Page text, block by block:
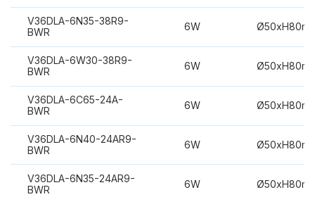
V36DLA-6N35-38R9-
BWR
6W
V36DLA-6W30-38R9-
BWR
6W
V36DLA-6C65-24A-
BWR
6W
V36DLA-6N40-24AR9-
BWR
6W
V36DLA-6N35-24AR9-
BWR
6W